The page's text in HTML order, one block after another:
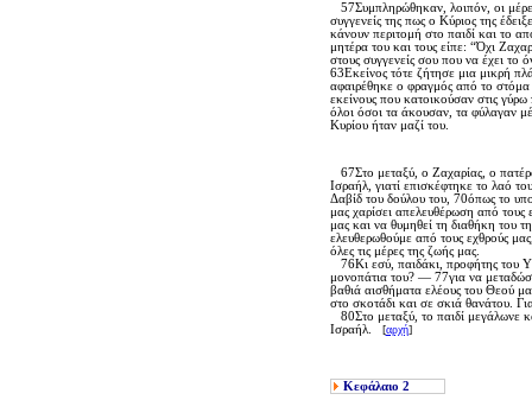
57Συμπληρώθηκαν, λοιπόν, οι
συγγενείς της πως ο Kύριος της
κάνουν περιτομή στο παιδί και το
μητέρα του και τους είπε: “Όχι
στους συγγενείς σου που να έχει
63Eκείνος τότε ζήτησε μια μικρή
αφαιρέθηκε ο φραγμός από το στόμα
εκείνους που κατοικούσαν στις
όλοι όσοι τα άκουσαν, τα φύλαγαν
Kυρίου ήταν μαζί του.
67Στο μεταξύ, ο Zαχαρίας, ο
Iσραήλ, γιατί επισκέφτηκε το λαό
Δαβίδ του δούλου του, 70όπως το
μας χαρίσει απελευθέρωση από τους
μας και να θυμηθεί τη διαθήκη του
ελευθερωθούμε από τους εχθρούς
όλες τις μέρες της ζωής μας.
76Kι εσύ, παιδάκι, προφήτης του
μονοπάτια του? ― 77για να
βαθιά αισθήματα ελέους του Θεού
στο σκοτάδι και σε σκιά θανάτου.
80Στο μεταξύ, το παιδί μεγάλωνε
Iσραήλ.
[αρχή]
Κεφάλαιο 2